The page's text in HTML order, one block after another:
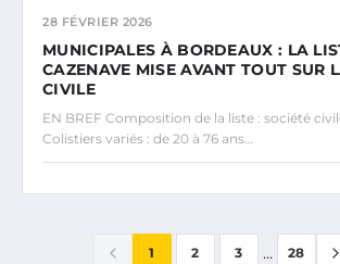
28 FÉVRIER 2026
MUNICIPALES À BORDEAUX : LA
CAZENAVE MISE AVANT TOUT SUR
CIVILE
EN BREF Composition de la liste : société
Colistiers variés : de 20 à 76 ans…
1 2 3 ... 28